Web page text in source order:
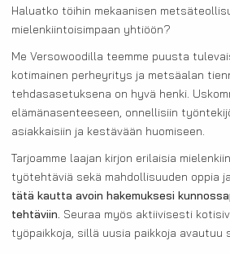
Haluatko töihin mekaanisen
mielenkiintoisimpaan yhtiöön?
Me Versowoodilla teemme puusta
kotimainen perheyritys ja metsäalan
tehdasasetuksena on hyvä henki.
elämänasenteeseen, onnellisiin
asiakkaisiin ja kestävään huomiseen.
Tarjoamme laajan kirjon erilaisia
työtehtäviä sekä mahdollisuuden oppia
tätä kautta avoin hakemuksesi
tehtäviin. Seuraa myös aktiivisesti
työpaikkoja, sillä uusia paikkoja avautuu